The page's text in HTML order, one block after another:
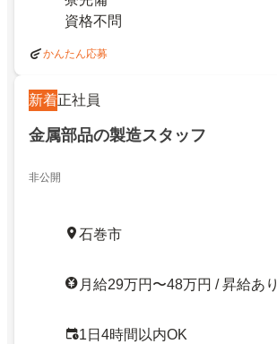
資格不問
かんたん応募
新着正社員
金属部品の製造スタッフ
非公開
石巻市
月給29万円〜48万円 / 昇給あり
1日4時間以内OK